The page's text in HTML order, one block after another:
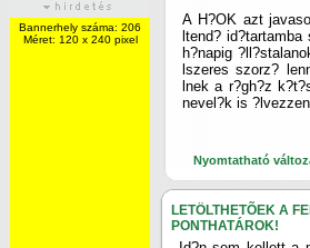
Bannerhely száma: 206
Méret: 120 x 240 pixel
A H?OK azt
ltend?
h?napig
lszeres szorz?
lnek a r?gh?z
nevel?k is
Nyomtatható
LETÖLTHETÕEK A
PONTHATÁROK!